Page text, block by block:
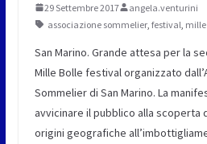
29 Settembre 2017
angela.venturini
associazione sommelier, festival
San Marino. Grande attesa per la
Mille Bolle festival organizzato
Sommelier di San Marino. La
avvicinare il pubblico alla scoperta
origini geografiche